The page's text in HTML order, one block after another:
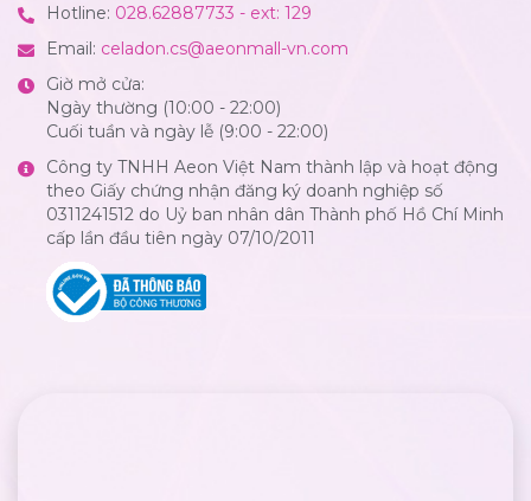
Hotline: 028.62887733 - ext: 129
Email: celadon.cs@aeonmall-vn.com
Giờ mở cửa:
Ngày thường (10:00 - 22:00)
Cuối tuần và ngày lễ (9:00 - 22:00)
Công ty TNHH Aeon Việt Nam thành lập và hoạt động
theo Giấy chứng nhận đăng ký doanh nghiệp số
0311241512 do Uỷ ban nhân dân Thành phố Hồ Chí Minh
cấp lần đầu tiên ngày 07/10/2011